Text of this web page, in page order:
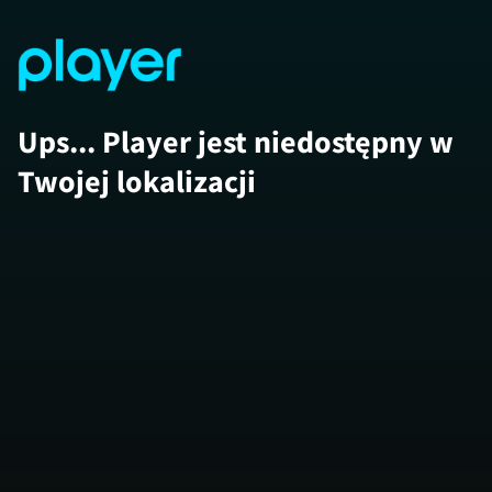
Ups... Player jest niedostępny w
Twojej lokalizacji